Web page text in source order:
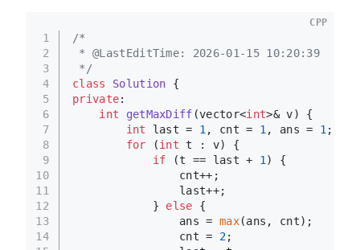
1
2
3
4
5
6
7
8
9
10
11
12
13
14
/*
* @LastEditTime: 2026-01-15 10:20:39
*/
class
Solution {
private:
int
getMaxDiff (vector<int>& v)
{
int last = 1 , cnt = 1 , ans = 1 ;
for (int t : v) {
if (t == last + 1 ) {
                cnt++;
                last++;
            }
else {
                ans =
max(ans, cnt);
                cnt =
2;
CPP